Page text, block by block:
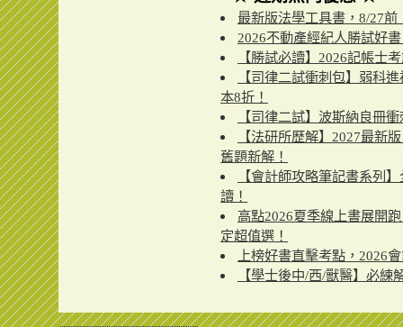
最新版法學工具書，8/27
2026不動產經紀人勝試好
【勝試必讀】2026記帳士
【司律二試衝刺包】弱科
本8折！
【司律二試】波斯納良冊
【法研所歷解】2027最新
舊題新解！
【會計師攻略筆記書系列
讀！
高點2026夏季線上書展開
定超值選！
上榜好書直擊考點，2026
【學士後中/西/獸醫】必